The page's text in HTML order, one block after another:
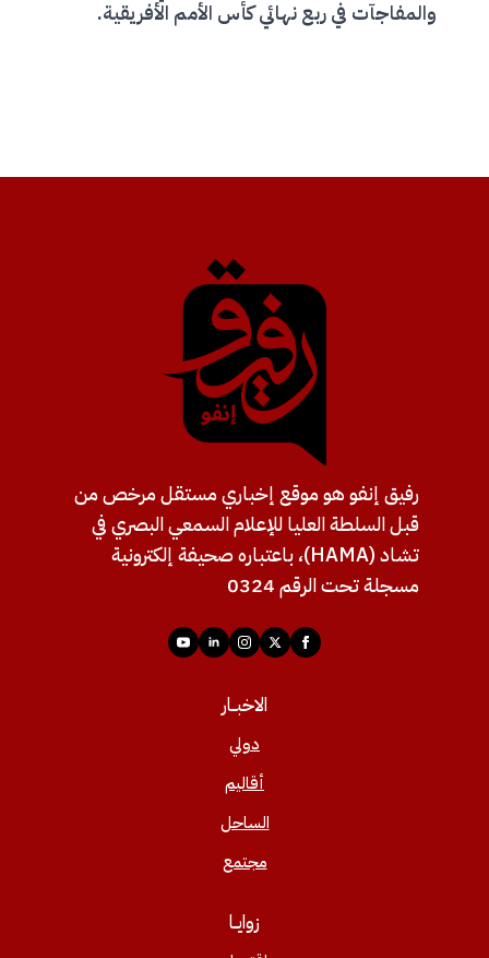
والمفاجآت في ربع نهائي كأس الأمم الأفريقية.
رفيق إنفو هو موقع إخباري مستقل مرخص من
قبل السلطة العليا للإعلام السمعي البصري في
تشاد (HAMA)، باعتباره صحيفة إلكترونية
مسجلة تحت الرقم 0324
الاخبــار
دولي
أقاليم
الساحل
مجتمع
زوايــا